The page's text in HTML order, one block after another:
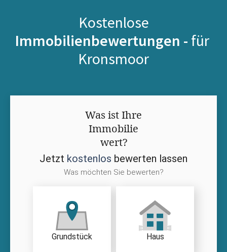
Kostenlose
Immobilienbewertungen - für
Kronsmoor
Was ist Ihre
Immobilie
wert?
Jetzt kostenlos bewerten lassen
Was möchten Sie bewerten?
Grundstück Haus